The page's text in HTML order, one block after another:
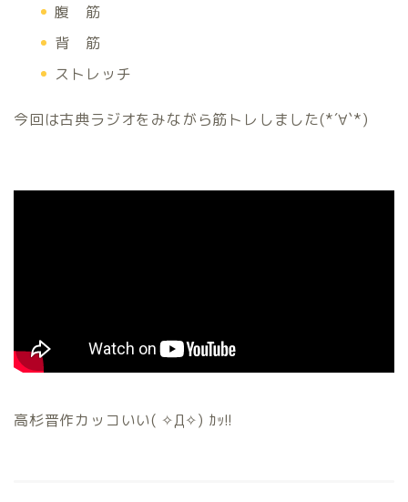
腹 筋
背 筋
ストレッチ
今回は古典ラジオをみながら筋トレしました(*´∀`*)
高杉晋作カッコいい( ✧Д✧) ｶｯ!!